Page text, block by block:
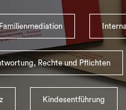
Rechte und Pflichten
Kindesentführung